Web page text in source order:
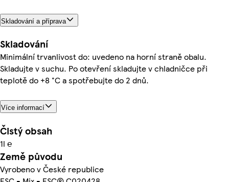
Skladování a příprava
Skladování
Minimální trvanlivost do: uvedeno na horní straně obalu.
Skladujte v suchu. Po otevření skladujte v chladničce při
teplotě do +8 °C a spotřebujte do 2 dnů.
Více informací
Čistý obsah
1l ℮
Země původu
Vyrobeno v České republice